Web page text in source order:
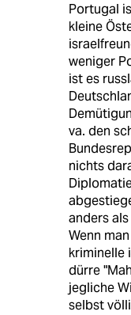
Portugal
kleine
weniger
ist es
va. den
nichts
anders
Wenn
kriminelle
dürre
jegliche
selbst